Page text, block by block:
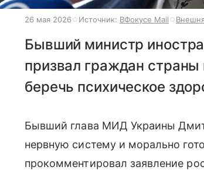
26 мая 2026 Источник: ВФокусе Mail
Бывший министр
призвал граждан страны
беречь психическое
Бывший глава МИД Украины
нервную систему и морально
прокомментировал заявление